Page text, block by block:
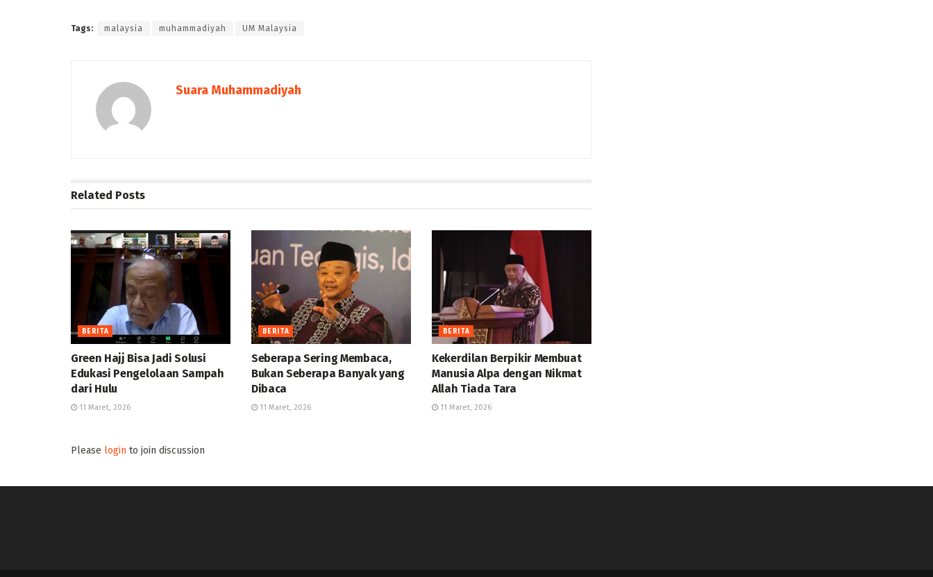
Tags: malaysia muhammadiyah UM Malaysia
Suara Muhammadiyah
Related Posts
BERITA
Green Hajj Bisa Jadi Solusi
Edukasi Pengelolaan Sampah
dari Hulu
11 Maret, 2026
BERITA
Seberapa Sering Membaca,
Bukan Seberapa Banyak yang
Dibaca
11 Maret, 2026
BERITA
Kekerdilan Berpikir Membuat
Manusia Alpa dengan Nikmat
Allah Tiada Tara
11 Maret, 2026
Please login to join discussion